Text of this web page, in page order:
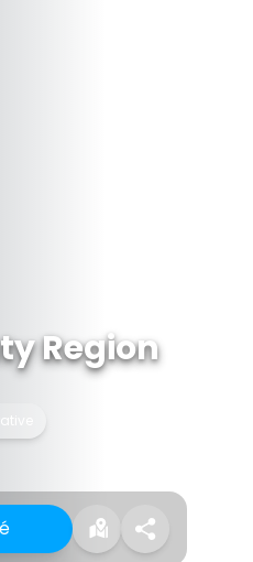
Region